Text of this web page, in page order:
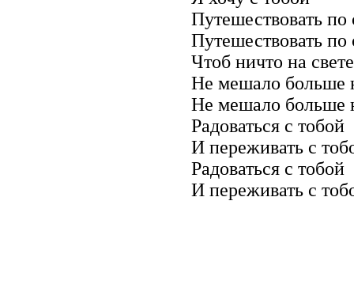
Путешествовать по
Путешествовать по
Чтоб ничто на свете
Не мешало больше
Не мешало больше
Радоваться с тобой
И переживать с
Радоваться с тобой
И переживать с